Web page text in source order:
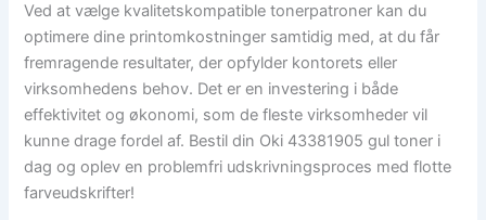
Ved at vælge kvalitetskompatible tonerpatroner kan du
optimere dine printomkostninger samtidig med, at du får
fremragende resultater, der opfylder kontorets eller
virksomhedens behov. Det er en investering i både
effektivitet og økonomi, som de fleste virksomheder vil
kunne drage fordel af. Bestil din Oki 43381905 gul toner i
dag og oplev en problemfri udskrivningsproces med flotte
farveudskrifter!